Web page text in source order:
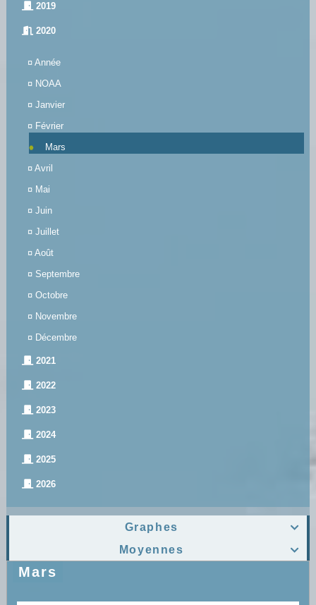
2019
2020
¤ Année
¤ NOAA
¤ Janvier
¤ Février
Mars
¤ Avril
¤ Mai
¤ Juin
¤ Juillet
¤ Août
¤ Septembre
¤ Octobre
¤ Novembre
¤ Décembre
2021
2022
2023
2024
2025
2026

Graphes

Moyennes
Mars